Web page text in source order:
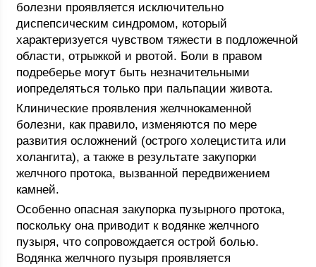
болезни проявляется исключительно
диспепсическим синдромом, который
характеризуется чувством тяжести в подложечной
области, отрыжкой и рвотой. Боли в правом
подреберье могут быть незначительными
иопределяться только при пальпации живота.
Клинические проявления желчнокаменной
болезни, как правило, изменяются по мере
развития осложнений (острого холецистита или
холангита), а также в результате закупорки
желчного протока, вызванной передвижением
камней.
Особенно опасная закупорка пузырного протока,
поскольку она приводит к водянке желчного
пузыря, что сопровождается острой болью.
Водянка желчного пузыря проявляется